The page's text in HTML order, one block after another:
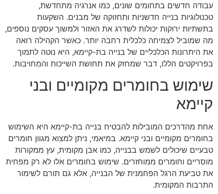
עבודה חדשים בתחומים שונים, כמו אנרגיה מתחדשת,
טכנולוגיות בנייה חדשניות ותחזוקה של מבנים. השקעות
בתשתיות ירוקות יכולות לשדרג את האזור ולמשוך עסקים נוספים,
מה שמוביל לצמיחה כלכלית רחבה יותר. כאשר הקהילה רואה
את היתרונות הכלכליים של בנייה בת-קיימא, היא נוטה לתמוך
בפרויקטים הללו, דבר שמחזק את תחושת השייכות והמחויבות.
שימוש בחומרים מקומיים ובני
קיימא
אחת מהדרכים המובילות להבטיח בנייה בת-קיימא היא השימוש
בחומרים מקומיים ובני קיימא. במיאמי, ניתן למצוא מגוון חומרים
טבעיים שיכולים לשמש בבנייה, כמו אבן מקומית, עץ ממקורות
מוסריים וחומרים ממוחזרים. שימוש בחומרים אלו לא רק מפחית
את טביעת הרגל הפחמנית של הבנייה, אלא גם תורם לשימור
התרבות המקומית.